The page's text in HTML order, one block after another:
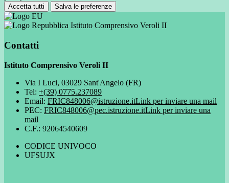
Accetta tutti Salva le preferenze
Istituto Comprensivo Veroli II
Contatti
Istituto Comprensivo Veroli II
Via I Luci, 03029 Sant'Angelo (FR)
Tel: +(39) 0775.237089
Email: FRIC848006@istruzione.itLink per inviare una mail
PEC: FRIC848006@pec.istruzione.itLink per inviare una
mail
C.F.: 92064540609
CODICE UNIVOCO
UFSUJX